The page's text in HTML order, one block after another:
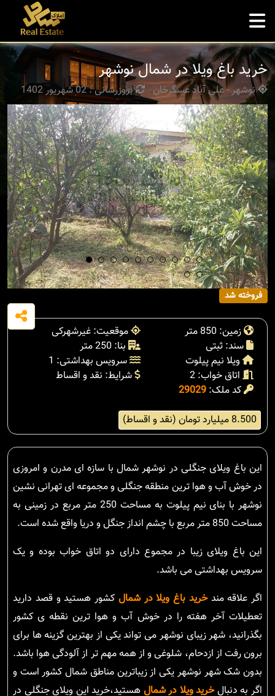
خرید باغ ویلا در شمال نوشهر
نوشهر - علی آباد عسگرخان بروزرسانی : 02 شهریور 1402
فروخته شد
زمین: 850 متر
موقعیت: غیرشهرکی
سند: ثبتی
بنا: 250 متر
ویلا نیم پیلوت
سرویس بهداشتی: 1
اتاق خواب: 2
شرایط: نقد و اقساط
کد ملک: 29029
8.500 میلیارد تومان (نقد و اقساط)
این باغ ویلای جنگلی در نوشهر شمال با سازه ای مدرن و امروزی
در خوش آب و هوا ترین منطقه جنگلی و مجموعه ای تهرانی نشین
نوشهر با بنای نیم پیلوت به مساحت 250 متر مربع در زمینی به
مساحت 850 متر مربع با چشم انداز جنگل و دریا واقع شده است.
این باغ ویلای زیبا در مجموع دارای دو اتاق خواب بوده و یک
سرویس بهداشتی می باشد.
اگر علاقه مندخرید باغ ویلا در شمال کشور هستید و قصد دارید
تعطیلات آخر هفته را در خوش آب و هوا ترین نقطه ی کشور
بگذرانید، شهر زیبای نوشهر می تواند یکی از بهترین گزینه ها برای
برون رفت از ازدحام، شلوغی و از همه مهم تر از آلودگی هوا باشد.
بدون شک شهر نوشهر یکی از زیباترین مناطق شمال کشور است و
اگر به دنبالخرید ویلا در شمال هستید،خرید این ویلای جنگلی در